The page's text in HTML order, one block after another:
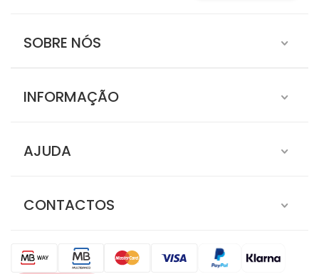
SOBRE NÓS
INFORMAÇÃO
AJUDA
CONTACTOS